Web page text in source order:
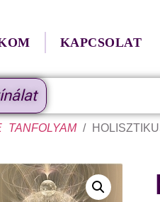
KAPCSOLAT
TANFOLYAM/